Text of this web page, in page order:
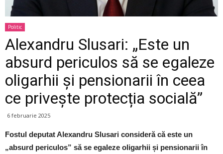
Politic
Alexandru Slusari: „Este un
absurd periculos să se egaleze
oligarhii și pensionarii în ceea
ce privește protecția socială”
6 februarie 2025
Fostul deputat Alexandru Slusari consideră că este un
„absurd periculos” să se egaleze oligarhii și pensionarii în